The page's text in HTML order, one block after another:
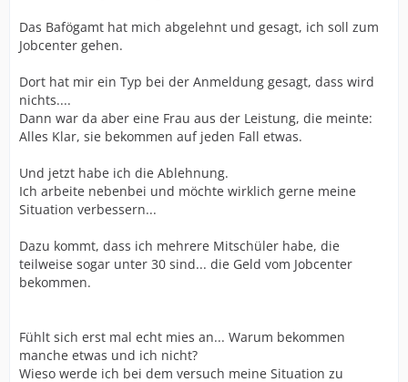
Das Bafögamt hat mich abgelehnt und gesagt, ich soll zum
Jobcenter gehen.
Dort hat mir ein Typ bei der Anmeldung gesagt, dass wird
nichts....
Dann war da aber eine Frau aus der Leistung, die meinte:
Alles Klar, sie bekommen auf jeden Fall etwas.
Und jetzt habe ich die Ablehnung.
Ich arbeite nebenbei und möchte wirklich gerne meine
Situation verbessern...
Dazu kommt, dass ich mehrere Mitschüler habe, die
teilweise sogar unter 30 sind... die Geld vom Jobcenter
bekommen.
Fühlt sich erst mal echt mies an... Warum bekommen
manche etwas und ich nicht?
Wieso werde ich bei dem versuch meine Situation zu